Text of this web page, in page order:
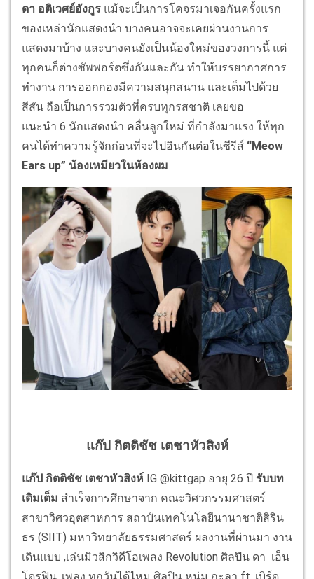
ดา อติเวศย์อังกูร แม้จะเป็นการโคจรมาเจอกันครั้งแรก
ของเหล่านักแสดงนำ บางคนอาจจะเคยผ่านงานการ
แสดงมาบ้าง และบางคนยังเป็นน้องใหม่ของวงการนี้ แต่
ทุกคนก็ต่างซัพพอร์ตซึ่งกันและกัน ทำให้บรรยากาศการ
ทำงาน การออกกองมีความสนุกสนาน และเต็มไปด้วย
สีสัน ถือเป็นการรวมตัวที่ครบทุกรสชาติ เลยขอ
แนะนำ 6 นักแสดงนำ คลื่นลูกใหม่ ที่กำลังมาแรง ให้ทุก
คนได้ทำความรู้จักก่อนที่จะไปอินกันต่อในซีรีส์ “Meow
Ears up” น้องเหมียวในห้องผม
แก๊ป กิตติชัช เตชาหัวสิงห์
แก๊ป กิตติชัช เตชาหัวสิงห์ IG @kittgap อายุ 26 ปี รับบท
เติมเต็ม สำเร็จการศึกษาจาก คณะวิศวกรรมศาสตร์
สาขาวิศวอุตสาหการ สถาบันเทคโนโลยีนานาชาติสิริน
ธร (SIIT) มหาวิทยาลัยธรรมศาสตร์ ผลงานที่ผ่านมา งาน
เดินแบบ ,เล่นมิวสิกวิดีโอเพลง Revolution ศิลปิน ดา เอ็น